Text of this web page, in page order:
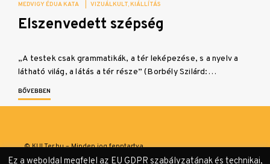
MEDVIGY ÉDUA KATA VIZUÁLKULT KIÁLLÍTÁS
Elszenvedett szépség
„A testek csak grammatikák, a tér leképezése, s a nyelv a
látható világ, a látás a tér része” (Borbély Szilárd:…
BŐVEBBEN
© KULTer.hu – Minden jog fenntartva
Ez a weboldal megfelel az EU GDPR szabályzatának és technikai,